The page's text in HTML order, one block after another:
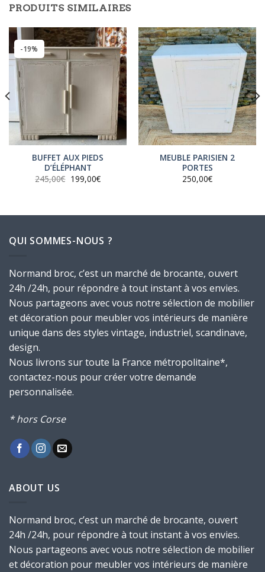
PRODUITS SIMILAIRES
-19%
BUFFET AUX PIEDS
D’ÉLÉPHANT
245,00€ Le
prix
199,00€Le
prix
MEUBLE PARISIEN 2
PORTES
250,00€
QUI SOMMES-NOUS ?
Normand broc, c’est un marché de brocante, ouvert
24h /24h, pour répondre à tout instant à vos envies.
Nous partageons avec vous notre sélection de mobilier
et décoration pour meubler vos intérieurs de manière
unique dans des styles vintage, industriel, scandinave,
design.
Nous livrons sur toute la France métropolitaine*,
contactez-nous pour créer votre demande
personnalisée.
* hors Corse
ABOUT US
Normand broc, c’est un marché de brocante, ouvert
24h /24h, pour répondre à tout instant à vos envies.
Nous partageons avec vous notre sélection de mobilier
et décoration pour meubler vos intérieurs de manière